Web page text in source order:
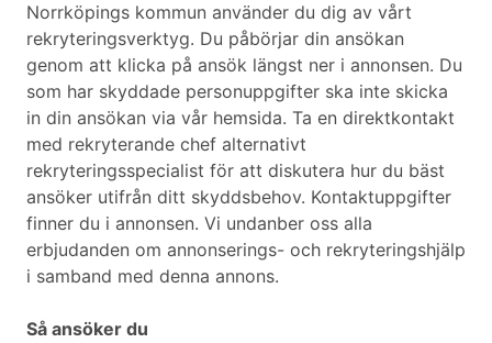
Norrköpings kommun använder du dig av vårt
rekryteringsverktyg. Du påbörjar din ansökan
genom att klicka på ansök längst ner i annonsen. Du
som har skyddade personuppgifter ska inte skicka
in din ansökan via vår hemsida. Ta en direktkontakt
med rekryterande chef alternativt
rekryteringsspecialist för att diskutera hur du bäst
ansöker utifrån ditt skyddsbehov. Kontaktuppgifter
finner du i annonsen. Vi undanber oss alla
erbjudanden om annonserings- och rekryteringshjälp
i samband med denna annons.
Så ansöker du